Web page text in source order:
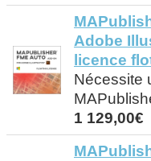
Adobe
licence
Nécessite
1 129,00€